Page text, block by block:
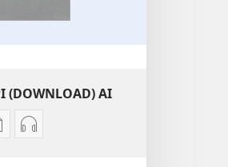
(DOWNLOAD) AI
Filifili